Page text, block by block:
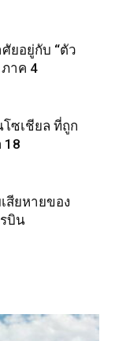
ยอยู่กับ “ตัว
ภาค 4
ซเชียล ที่ถูก
18
สียหายของ
บิน